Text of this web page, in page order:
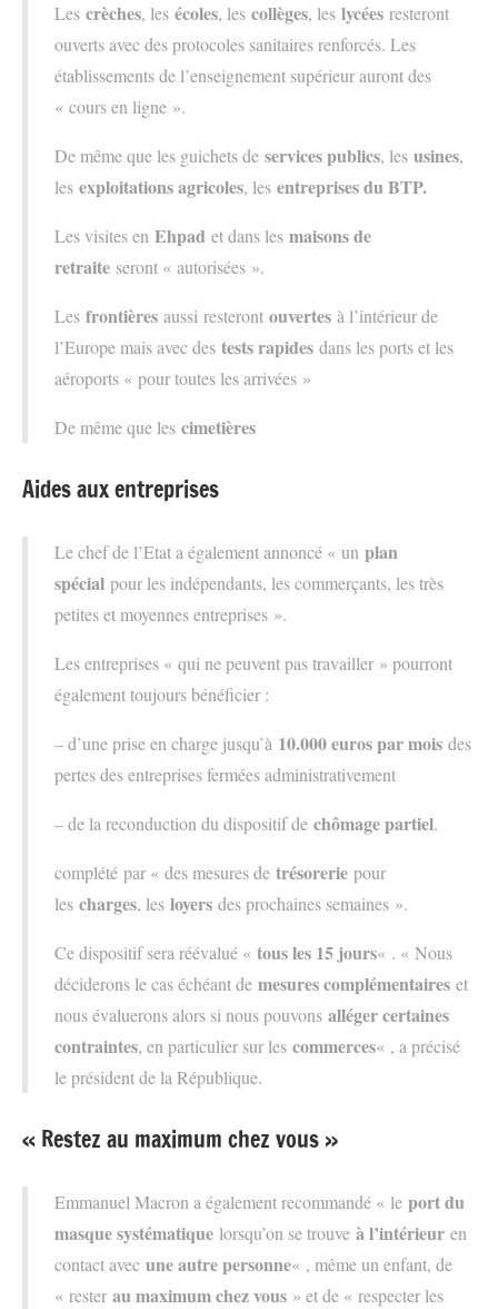
Les crèches, les écoles, les collèges, les lycées resteront
ouverts avec des protocoles sanitaires renforcés. Les
établissements de l’enseignement supérieur auront des
« cours en ligne ».
De même que les guichets de services publics, les usines,
les exploitations agricoles, les entreprises du BTP.
Les visites en Ehpad et dans les maisons de
retraite seront « autorisées ».
Les frontières aussi resteront ouvertes à l’intérieur de
l’Europe mais avec des tests rapides dans les ports et les
aéroports « pour toutes les arrivées »
De même que les cimetières
Aides aux entreprises
Le chef de l’Etat a également annoncé « un plan
spécial pour les indépendants, les commerçants, les très
petites et moyennes entreprises ».
Les entreprises « qui ne peuvent pas travailler » pourront
également toujours bénéficier :
– d’une prise en charge jusqu’à 10.000 euros par mois des
pertes des entreprises fermées administrativement
– de la reconduction du dispositif de chômage partiel.
complété par « des mesures de trésorerie pour
les charges, les loyers des prochaines semaines ».
Ce dispositif sera réévalué « tous les 15 jours« . « Nous
déciderons le cas échéant de mesures complémentaires et
nous évaluerons alors si nous pouvons alléger certaines
contraintes, en particulier sur les commerces« , a précisé
le président de la République.
« Restez au maximum chez vous »
Emmanuel Macron a également recommandé « le port du
masque systématique lorsqu’on se trouve à l’intérieur en
contact avec une autre personne« , même un enfant, de
« rester au maximum chez vous » et de « respecter les